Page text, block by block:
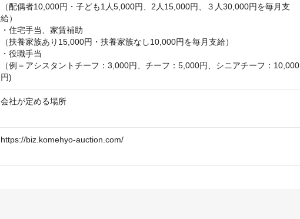
（配偶者10,000円・子ども1人5,000円、2人15,000円、３人30,000円を毎月支
給）
・住宅手当、家賃補助
（扶養家族あり15,000円・扶養家族なし10,000円を毎月支給）
・役職手当
（例＝アシスタントチーフ：3,000円、チーフ：5,000円、シニアチーフ：10,000
円)
会社が定める場所
https://biz.komehyo-auction.com/